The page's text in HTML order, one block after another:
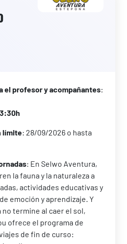
el profesor y acompañantes:
límite: 28/09/2026 o hasta
: En Selwo Aventura,
la fauna y la naturaleza a
actividades educativas y
emoción y aprendizaje. Y
termine al caer el sol,
ofrece el programa de
de fin de curso: